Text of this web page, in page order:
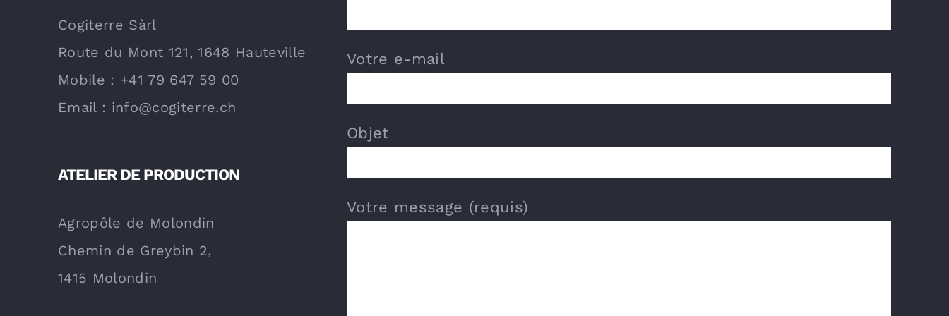
Cogiterre Sàrl
Route du Mont 121, 1648 Hauteville
Mobile : +41 79 647 59 00
Email : info@cogiterre.ch
ATELIER DE PRODUCTION
Agropôle de Molondin
Chemin de Greybin 2,
1415 Molondin
Votre e-mail
Objet
Votre message (requis)